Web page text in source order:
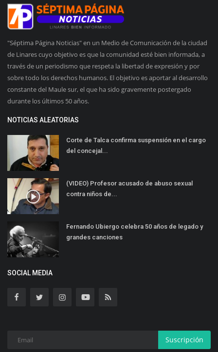
"Séptima Página Noticias" en un Medio de Comunicación de la ciudad
de Linares cuyo objetivo es que la comunidad esté bien informada, a
través de un periodismo que respeta la libertad de expresión y por
sobre todo los derechos humanos. El objetivo es aportar al desarrollo
constante del Maule sur, el que ha sido gravemente postergado
durante los últimos 50 años.
NOTICIAS ALEATORIAS
Corte de Talca confirma suspensión en el cargo
del concejal...
(VIDEO) Profesor acusado de abuso sexual
contra niños de...
Fernando Ubiergo celebra 50 años de legado y
grandes canciones
SOCIAL MEDIA
Suscripción